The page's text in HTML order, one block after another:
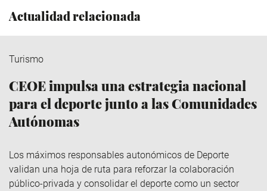
Actualidad relacionada
Turismo
CEOE impulsa una estrategia nacional
para el deporte junto a las Comunidades
Autónomas
Los máximos responsables autonómicos de Deporte
validan una hoja de ruta para reforzar la colaboración
público-privada y consolidar el deporte como un sector